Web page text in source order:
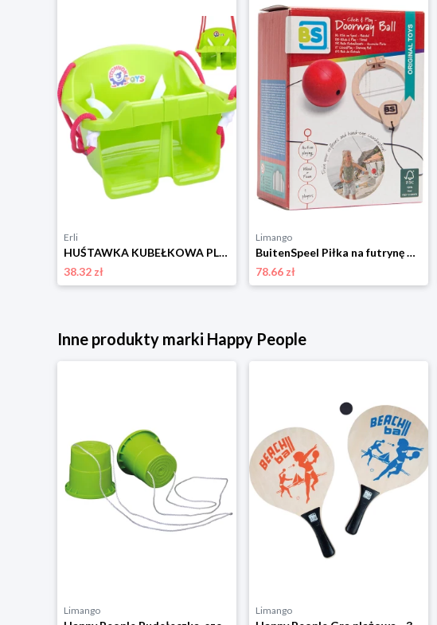
Erli
HUŚTAWKA KUBEŁKOWA PLASTIKOWA MIX kolorów
38.32 zł
Limango
BuitenSpeel Piłka na futrynę drzwi - 6+ rozmiar: onesize
78.66 zł
Inne produkty marki Happy People
Limango Limango